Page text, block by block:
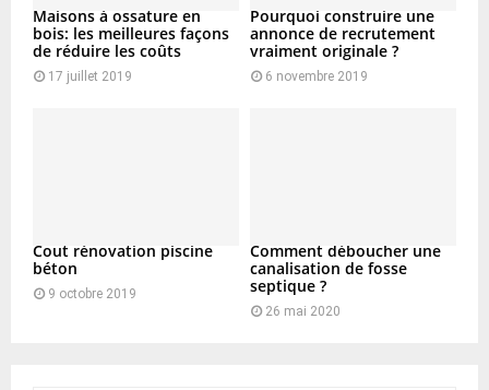
Maisons à ossature en
bois: les meilleures façons
de réduire les coûts
17 juillet 2019
Pourquoi construire une
annonce de recrutement
vraiment originale ?
6 novembre 2019
Cout rénovation piscine
béton
9 octobre 2019
Comment déboucher une
canalisation de fosse
septique ?
26 mai 2020